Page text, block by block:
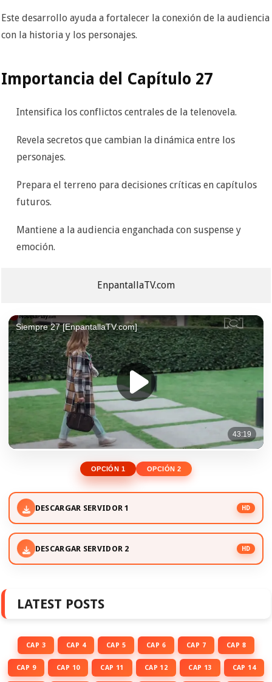
Este desarrollo ayuda a fortalecer la conexión de la audiencia
con la historia y los personajes.
Importancia del Capítulo 27
Intensifica los conflictos centrales de la telenovela.
Revela secretos que cambian la dinámica entre los
personajes.
Prepara el terreno para decisiones críticas en capítulos
futuros.
Mantiene a la audiencia enganchada con suspense y
emoción.
EnpantallaTV.com
OPCIÓN 1 OPCIÓN 2
DESCARGAR SERVIDOR 1 HD
DESCARGAR SERVIDOR 2 HD
LATEST POSTS
CAP 3 CAP 4 CAP 5 CAP 6 CAP 7 CAP 8
CAP 9 CAP 10 CAP 11 CAP 12 CAP 13 CAP 14